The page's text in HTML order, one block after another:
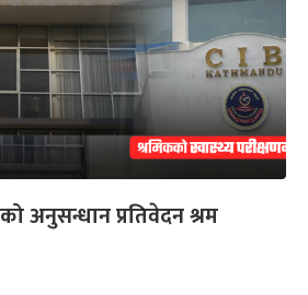
अनुसन्धान प्रतिवेदन श्रम